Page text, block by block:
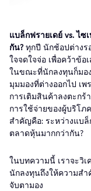
แบล็กฟรายเดย์ vs. ไ
กัน? ทุกปี นักช้อปต่างร
ใจจดใจจ่อ เพื่อคว้าข้อ
ในขณะที่นักลงทุนก็มอ
มุมมองที่ต่างออกไป เ
การเติมสินค้าลงตะก
การใช้จ่ายของผู้บริโ
สำคัญคือ: ระหว่างแบ
ตลาดหุ้นมากกว่ากัน?
ในบทความนี้ เราจะวิเ
นักลงทุนถึงให้ความส
จับตามอง